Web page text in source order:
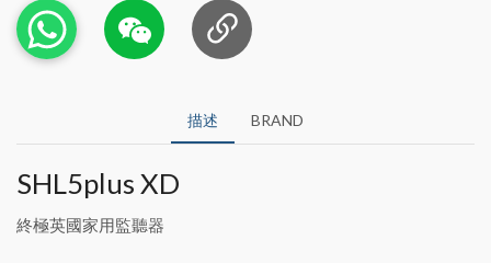
描述 BRAND
SHL5plus XD
終極英國家用監聽器